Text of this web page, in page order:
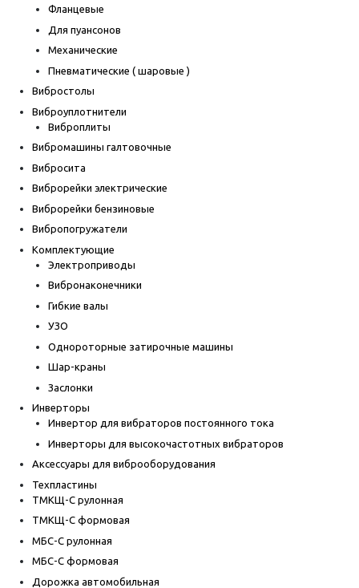
Фланцевые
Для пуансонов
Механические
Пневматические ( шаровые )
Вибростолы
Виброуплотнители
Виброплиты
Вибромашины галтовочные
Вибросита
Виброрейки электрические
Виброрейки бензиновые
Вибропогружатели
Комплектующие
Электроприводы
Вибронаконечники
Гибкие валы
УЗО
Однороторные затирочные машины
Шар-краны
Заслонки
Инверторы
Инвертор для вибраторов постоянного тока
Инверторы для высокочастотных вибраторов
Аксессуары для виброоборудования
Техпластины
ТМКЩ-С рулонная
ТМКЩ-С формовая
МБС-С рулонная
МБС-С формовая
Дорожка автомобильная